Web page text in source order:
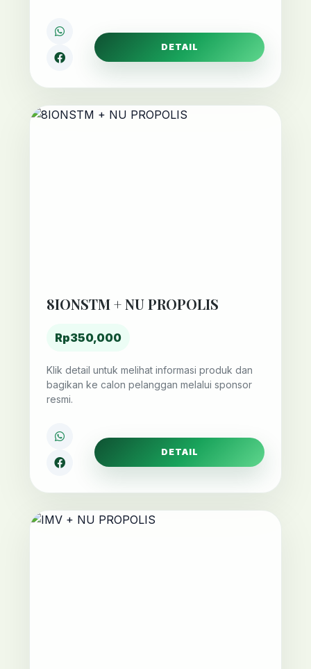
DETAIL
8IONSTM + NU PROPOLIS
Rp350,000
Klik detail untuk melihat informasi produk dan
bagikan ke calon pelanggan melalui sponsor
resmi.
DETAIL